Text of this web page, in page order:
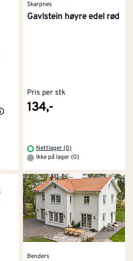
Skarpnes
Gavlstein høyre edel rød
Pris per stk
134,-
Nettlager (0)
Ikke på lager (0)
Benders